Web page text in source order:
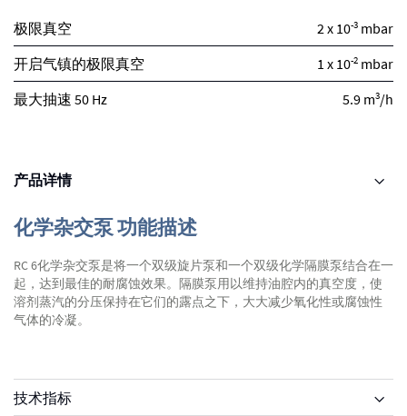
极限真空 2 x 10-3 mbar
开启气镇的极限真空
1 x 10-2 mbar
最大抽速 50 Hz
5.9 m3/h
产品详情
化学杂交泵 功能描述
RC 6化学杂交泵是将一个双级旋片泵和一个双级化学隔膜泵结合在一
起，达到最佳的耐腐蚀效果。隔膜泵用以维持油腔内的真空度，使
溶剂蒸汽的分压保持在它们的露点之下，大大减少氧化性或腐蚀性
气体的冷凝。
技术指标